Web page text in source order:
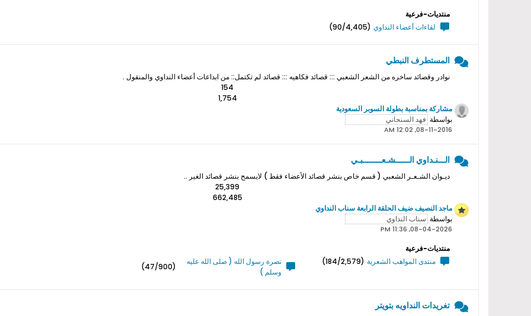
منتديات-فرعية
لقاءات أعضاء النداوي (90/4,405)
المستطرف النبطي
نوادر وقصائد ساخره من الشعر الشعبي ::: قصائد فكاهيه ::: قصائد لم تكتمل:: من ابداعات أعضاء النداوي والمنقول .
154
1,754
مشاركة بمناسبة بطولة السوبر السعودية
بواسطة
08-11-2016, 12:02 AM
الـــنـداوي الــــــشـعــــــــبـي
ديـوان الشـعـر الشعبي ( قسم خاص بنشر قصائد الأعضاء فقط ) لايسمح بنشر قصائد الغير ..
25,399
662,485
ماجد النصيف ضيف الحلقة الرابعة سناب النداوي
بواسطة
08-04-2026, 11:36 PM
منتديات-فرعية
منتدى المواهب الشعرية (184/2,579)
نصرة رسول الله ( صلى الله عليه
وسلم )
(47/900)
تغريدات النداويه بتويتر